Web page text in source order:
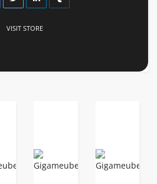
VISIT STORE